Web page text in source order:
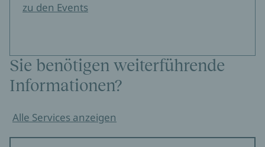
zu den Events
Sie benötigen weiterführende
Informationen?
Alle Services anzeigen